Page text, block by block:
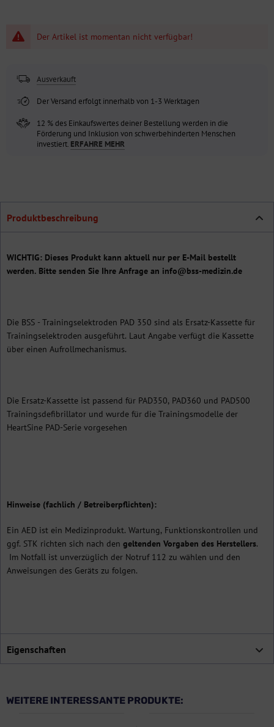
Der Artikel ist momentan nicht verfügbar!
Ausverkauft
Der Versand erfolgt innerhalb von 1-3 Werktagen
12 % des Einkaufswertes deiner Bestellung werden in die
Förderung und Inklusion von schwerbehinderten Menschen
investiert. ERFAHRE MEHR
Produktbeschreibung
WICHTIG: Dieses Produkt kann aktuell nur per E-Mail bestellt
werden. Bitte senden Sie Ihre Anfrage an info@bss-medizin.de
Die BSS - Trainingselektroden PAD 350 sind als Ersatz-Kassette für
Trainingselektroden ausgeführt. Laut Angabe verfügt die Kassette
über einen Aufrollmechanismus.
Die Ersatz-Kassette ist passend für PAD350, PAD360 und PAD500
Trainingsdefibrillator und wurde für die Trainingsmodelle der
HeartSine PAD-Serie vorgesehen
Hinweise (fachlich / Betreiberpflichten):
Ein AED ist ein Medizinprodukt. Wartung, Funktionskontrollen und
ggf. STK richten sich nach den geltenden Vorgaben des Herstellers.
Im Notfall ist unverzüglich der Notruf 112 zu wählen und den
Anweisungen des Geräts zu folgen.
Eigenschaften
WEITERE INTERESSANTE PRODUKTE: